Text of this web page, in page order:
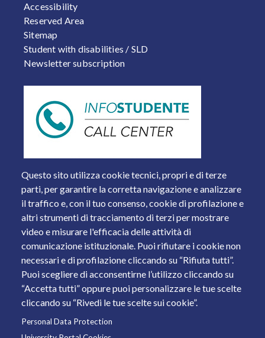
Questo sito utilizza cookie tecnici, propri e di terze
parti, per garantire la corretta navigazione e analizzare
il traffico e, con il tuo consenso, cookie di profilazione e
altri strumenti di tracciamento di terzi per mostrare
video e misurare l'efficacia delle attività di
comunicazione istituzionale. Puoi rifiutare i cookie non
necessari e di profilazione cliccando su “Rifiuta tutti”.
Puoi scegliere di acconsentirne l’utilizzo cliccando su
“Accetta tutti” oppure puoi personalizzare le tue scelte
cliccando su “Rivedi le tue scelte sui cookie”.
Personal Data Protection
Accessibility
Reserved Area
Sitemap
Student with disabilities / SLD
Newsletter subscription
Piazza del Mercato, 15 - 25121 Brescia
Tel. +39 030 2988.1 PEC:
ammcentr@cert.unibs.it
Partita IVA: 01773710171 Codice Fiscale: 98007650173